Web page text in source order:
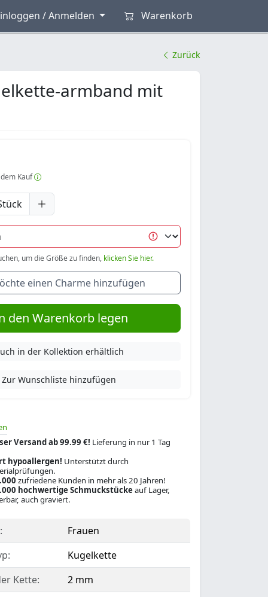
/ Anmelden Warenkorb
Zurück
armband mit
Versand ab 99.99 €! Lieferung in nur 1 Tag
hypoallergen! Unterstützt durch
zufriedene Kunden in mehr als 20 Jahren!
hochwertige Schmuckstückeauf Lager,
auch graviert.
Kauf
um die Größe zu finden, klicken Sie hier.
einen Charme hinzufügen
den Warenkorb legen
in der Kollektion erhältlich
Zur Wunschliste hinzufügen
Frauen
Kugelkette
Kette:
2 mm